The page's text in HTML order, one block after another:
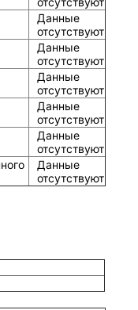
Данные
отсутствуют
Данные
отсутствуют
Данные
отсутствуют
Данные
отсутствуют
Данные
отсутствуют
Данные
отсутствуют